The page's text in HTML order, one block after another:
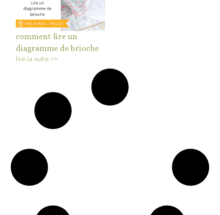
comment lire un
diagramme de brioche
lire la suite >>